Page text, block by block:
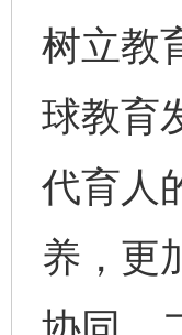
树立教
球教育
代育人
养，更